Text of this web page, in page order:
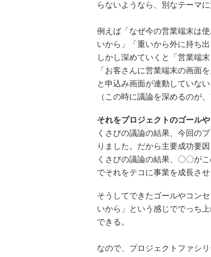
らないようなら、別なテーマに
例えば「なぜ今の営業端末は
いから」「重いから外に持ち
しかし深めていくと「営業端
「お客さんに営業端末の画面
と申込み画面が連動していな
（この時に議論を深めるのが
それをプロジェクトのゴール
くさびの議論の結果、今回の
りました。だから主要成功要因
くさびの議論の結果、〇〇が
でそれをテコに事業を成長さ
そうしてできたゴールやコン
いから」という感じででっち
できる。
なので、プロジェクトファシ